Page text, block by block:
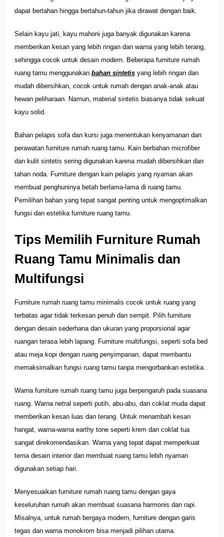
dapat bertahan hingga bertahun-tahun jika dirawat dengan baik.
Selain kayu jati, kayu mahoni juga banyak digunakan karena
memberikan kesan yang lebih ringan dan warna yang lebih terang,
sehingga cocok untuk desain modern. Beberapa furniture rumah
ruang tamu menggunakan bahan sintetisyang lebih ringan dan
mudah dibersihkan, cocok untuk rumah dengan anak-anak atau
hewan peliharaan. Namun, material sintetis biasanya tidak sekuat
kayu solid.
Bahan pelapis sofa dan kursi juga menentukan kenyamanan dan
perawatan furniture rumah ruang tamu. Kain berbahan microfiber
dan kulit sintetis sering digunakan karena mudah dibersihkan dan
tahan noda. Furniture dengan kain pelapis yang nyaman akan
membuat penghuninya betah berlama-lama di ruang tamu.
Pemilihan bahan yang tepat sangat penting untuk mengoptimalkan
fungsi dan estetika furniture ruang tamu.
Tips Memilih Furniture Rumah
Ruang Tamu Minimalis dan
Multifungsi
Furniture rumah ruang tamu minimalis cocok untuk ruang yang
terbatas agar tidak terkesan penuh dan sempit. Pilih furniture
dengan desain sederhana dan ukuran yang proporsional agar
ruangan terasa lebih lapang. Furniture multifungsi, seperti sofa bed
atau meja kopi dengan ruang penyimpanan, dapat membantu
memaksimalkan fungsi ruang tamu tanpa mengorbankan estetika.
Warna furniture rumah ruang tamu juga berpengaruh pada suasana
ruang. Warna netral seperti putih, abu-abu, dan coklat muda dapat
memberikan kesan luas dan terang. Untuk menambah kesan
hangat, warna-warna earthy tone seperti krem dan coklat tua
sangat direkomendasikan. Warna yang tepat dapat memperkuat
tema desain interior dan membuat ruang tamu lebih nyaman
digunakan setiap hari.
Menyesuaikan furniture rumah ruang tamu dengan gaya
keseluruhan rumah akan membuat suasana harmonis dan rapi.
Misalnya, untuk rumah bergaya modern, furniture dengan garis
tegas dan warna monokrom bisa menjadi pilihan utama.